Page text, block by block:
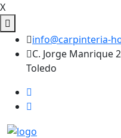
X
info@carpinteria-
C. Jorge Manrique
Toledo